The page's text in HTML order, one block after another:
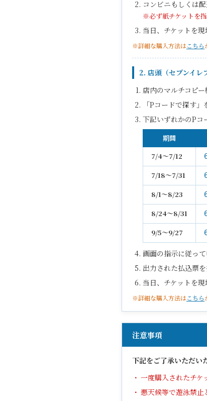
コンビニもしくは
※必ず紙チケットを
当日、チケットを
※詳細な購入方法はこちら
2. 店頭（セブンイレ
店内のマルチコピ
「Pコードで探す」
下記いずれかのPコ
期間
7/4〜7/12
7/18〜7/31
8/1〜8/23
8/24〜8/31
9/5〜9/27
画面の指示に従っ
出力された払込票
当日、チケットを
※詳細な購入方法はこちら
注意事項
下記をご了承いただい
一度購入されたチケ
悪天候等で遊泳禁止